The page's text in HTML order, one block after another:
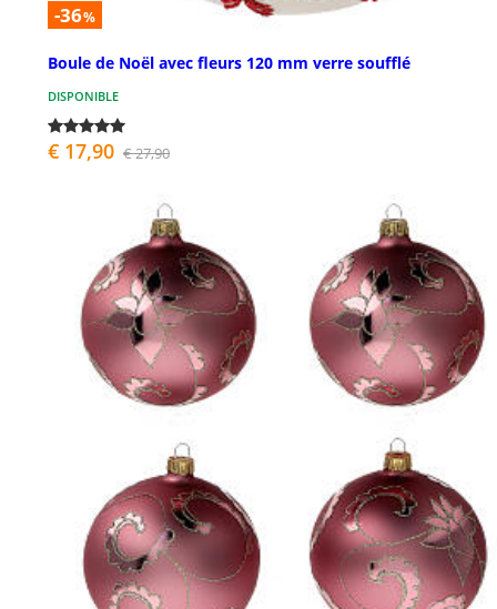
-36%
Boule de Noël avec fleurs 120 mm verre soufflé
DISPONIBLE
€ 17,90 € 27,90